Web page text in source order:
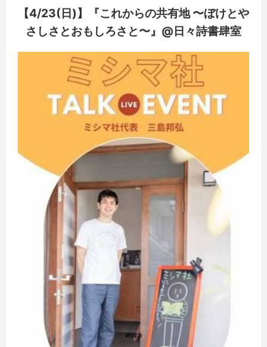
【4/23(日)】『これからの共有地 〜ぼけとや
さしさとおもしろさと〜』@日々詩書肆室